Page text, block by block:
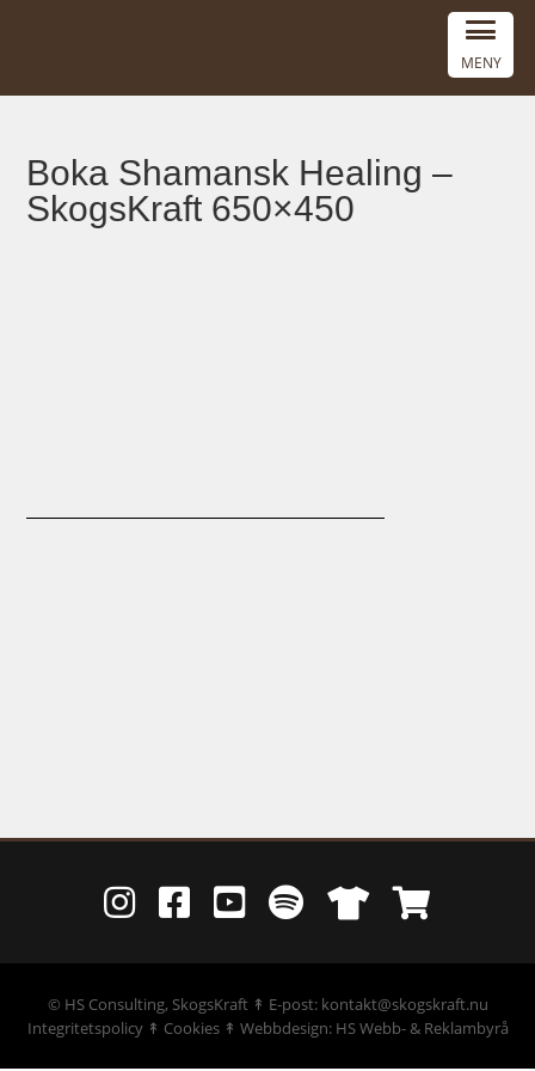
MENY
Boka Shamansk Healing –
SkogsKraft 650×450
© HS Consulting, SkogsKraft↟ E-post: kontakt@skogskraft.nu
Integritetspolicy↟ Cookies↟ Webbdesign: HS Webb- & Reklambyrå